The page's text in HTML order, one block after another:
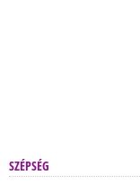
SZÉPSÉG